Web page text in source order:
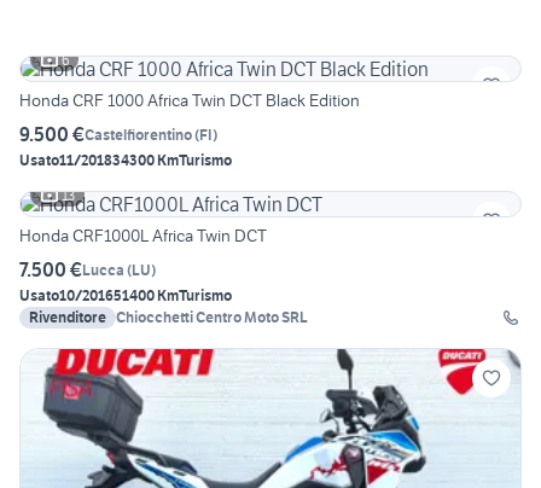
6
Honda CRF 1000 Africa Twin DCT Black Edition
9.500 €Castelfiorentino(FI)
Usato11/201834300 KmTurismo
13
Honda CRF1000L Africa Twin DCT
7.500 €Lucca (LU)
Usato10/201651400 KmTurismo
Rivenditore Chiocchetti Centro Moto SRL